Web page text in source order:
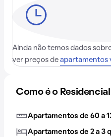
Ainda não temos dados
ver preços de apartamentos
Como é o
Apartamentos de 60 a
Apartamentos de 2 a 3